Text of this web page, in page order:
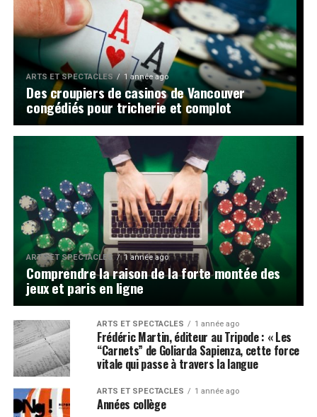
ARTS ET SPECTACLES 1 année ago
Des croupiers de casinos de Vancouver
congédiés pour tricherie et complot
ARTS ET SPECTACLES 1 année ago
Comprendre la raison de la forte montée des
jeux et paris en ligne
ARTS ET SPECTACLES 1 année ago
Frédéric Martin, éditeur au Tripode : « Les
“Carnets” de Goliarda Sapienza, cette force
vitale qui passe à travers la langue
ARTS ET SPECTACLES 1 année ago
Années collège